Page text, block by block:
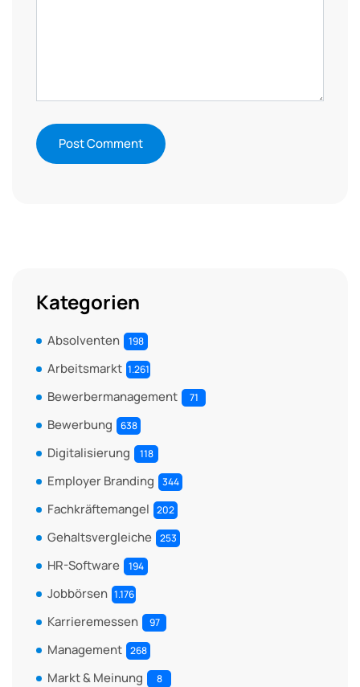
Kategorien
Absolventen 198
Arbeitsmarkt 1.261
Bewerbermanagement 71
Bewerbung 638
Digitalisierung 118
Employer Branding 344
Fachkräftemangel 202
Gehaltsvergleiche 253
HR-Software 194
Jobbörsen 1.176
Karrieremessen 97
Management 268
Markt & Meinung 8